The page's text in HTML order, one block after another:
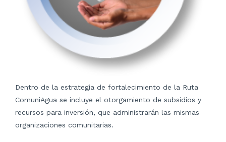
Dentro de la estrategia de fortalecimiento de la Ruta
ComuniAgua se incluye el otorgamiento de subsidios y
recursos para inversión, que administrarán las mismas
organizaciones comunitarias.